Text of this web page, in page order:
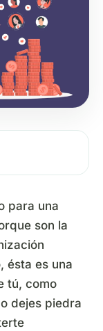
para una
son la
ésta es una
tú, como
dejes piedra